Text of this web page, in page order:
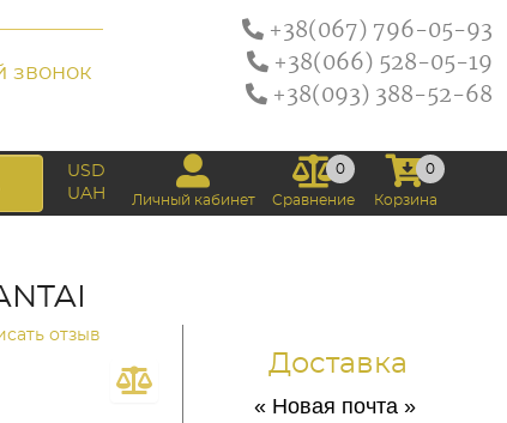
звонок
+38(067) 796-05-93
+38(066) 528-05-19
+38(093) 388-52-68
USD
UAH
Личный кабинет
0
Сравнение
0
Корзина
отзыв
Доставка
« Новая почта »